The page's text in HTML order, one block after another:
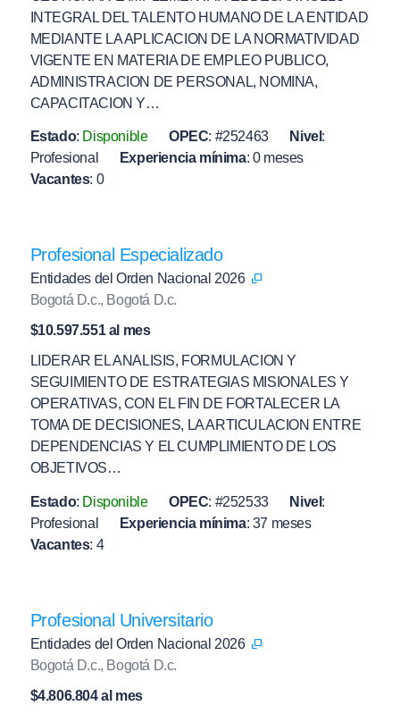
INTEGRAL DEL TALENTO HUMANO DE LA ENTIDAD
MEDIANTE LA APLICACION DE LA NORMATIVIDAD
VIGENTE EN MATERIA DE EMPLEO PUBLICO,
ADMINISTRACION DE PERSONAL, NOMINA,
CAPACITACION Y…
Estado: Disponible OPEC: #252463 Nivel :
Profesional
Experiencia mínima: 0 meses
Vacantes: 0
Profesional Especializado
Entidades del Orden Nacional 2026
Bogotá D.c., Bogotá D.c.
$10.597.551 al mes
LIDERAR EL ANALISIS, FORMULACION Y
SEGUIMIENTO DE ESTRATEGIAS MISIONALES Y
OPERATIVAS, CON EL FIN DE FORTALECER LA
TOMA DE DECISIONES, LA ARTICULACION ENTRE
DEPENDENCIAS Y EL CUMPLIMIENTO DE LOS
OBJETIVOS…
Estado: Disponible OPEC: #252533 Nivel :
Profesional
Experiencia mínima: 37 meses
Vacantes: 4
Profesional Universitario
Entidades del Orden Nacional 2026
Bogotá D.c., Bogotá D.c.
$4.806.804 al mes